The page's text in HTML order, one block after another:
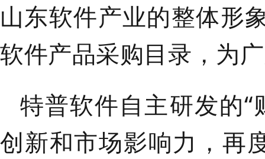
山东软件产业的整体形
软件产品采购目录，为
特普软件自主研发的
创新和市场影响力，再